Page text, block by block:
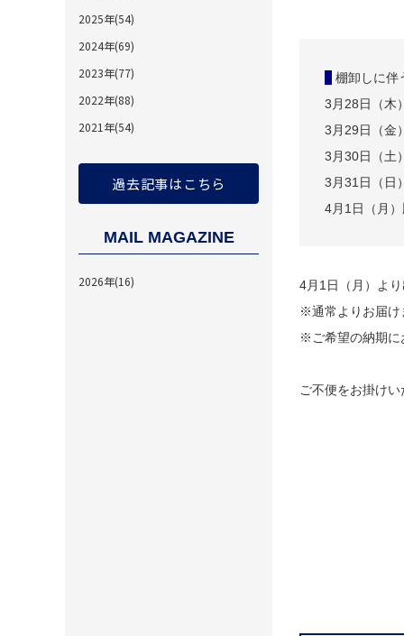
2025年(54)
2024年(69)
2023年(77)
2022年(88)
2021年(54)
過去記事はこちら
MAIL MAGAZINE
2026年(16)
棚卸しに伴
3月28日（木
3月29日（金
3月30日（土
3月31日（日
4月1日（月
4月1日（月）よ
※通常よりお届け
※ご希望の納期に
ご不便をお掛け